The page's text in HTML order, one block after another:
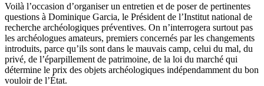
Voilà l’occasion d’organiser un entretien et de poser de pertinentes
questions à Dominique Garcia, le Président de l’Institut national de
recherche archéologiques préventives. On n’interrogera surtout pas
les archéologues amateurs, premiers concernés par les changements
introduits, parce qu’ils sont dans le mauvais camp, celui du mal, du
privé, de l’éparpillement de patrimoine, de la loi du marché qui
détermine le prix des objets archéologiques indépendamment du bon
vouloir de l’État.